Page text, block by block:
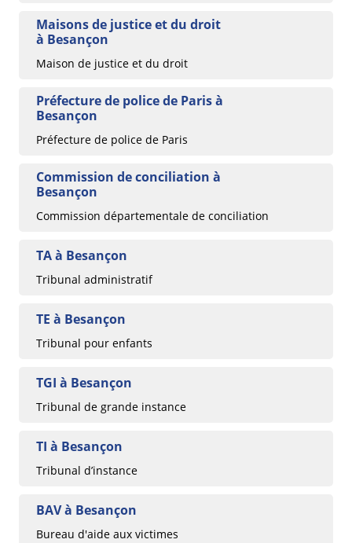
Maisons de justice et du droit
à Besançon
Maison de justice et du droit
Préfecture de police de Paris à
Besançon
Préfecture de police de Paris
Commission de conciliation à
Besançon
Commission départementale de conciliation
TA à Besançon
Tribunal administratif
TE à Besançon
Tribunal pour enfants
TGI à Besançon
Tribunal de grande instance
TI à Besançon
Tribunal d’instance
BAV à Besançon
Bureau d'aide aux victimes